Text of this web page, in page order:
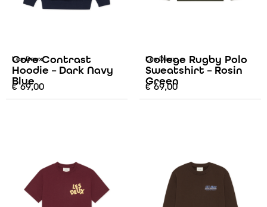
Les Deux
Core Contrast
Hoodie – Dark Navy
Blue
€69,00
Les Deux
College Rugby Polo
Sweatshirt – Rosin
Green
€69,00